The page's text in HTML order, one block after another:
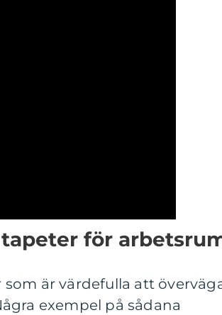
för
är värdefulla att
exempel på sådana